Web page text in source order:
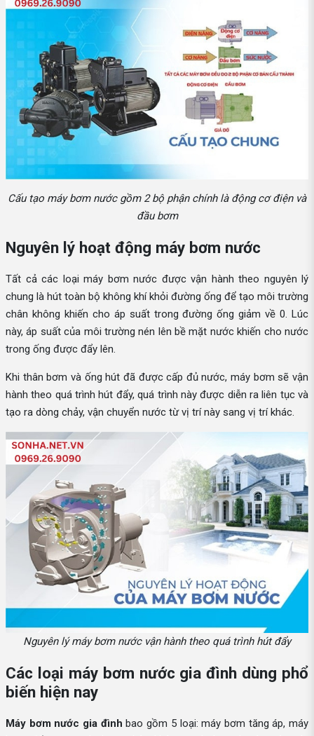
Cấu tạo máy bơm nước gồm 2 bộ phận chính là động cơ điện và
đầu bơm
Nguyên lý hoạt động máy bơm nước
Tất cả các loại máy bơm nước được vận hành theo nguyên lý
chung là hút toàn bộ không khí khỏi đường ống để tạo môi trường
chân không khiến cho áp suất trong đường ống giảm về 0. Lúc
này, áp suất của môi trường nén lên bề mặt nước khiến cho nước
trong ống được đẩy lên.
Khi thân bơm và ống hút đã được cấp đủ nước, máy bơm sẽ vận
hành theo quá trình hút đẩy, quá trình này được diễn ra liên tục và
tạo ra dòng chảy, vận chuyển nước từ vị trí này sang vị trí khác.
Nguyên lý máy bơm nước vận hành theo quá trình hút đẩy
Các loại máy bơm nước gia đình dùng phổ
biến hiện nay
Máy bơm nước gia đình bao gồm 5 loại: máy bơm tăng áp, máy